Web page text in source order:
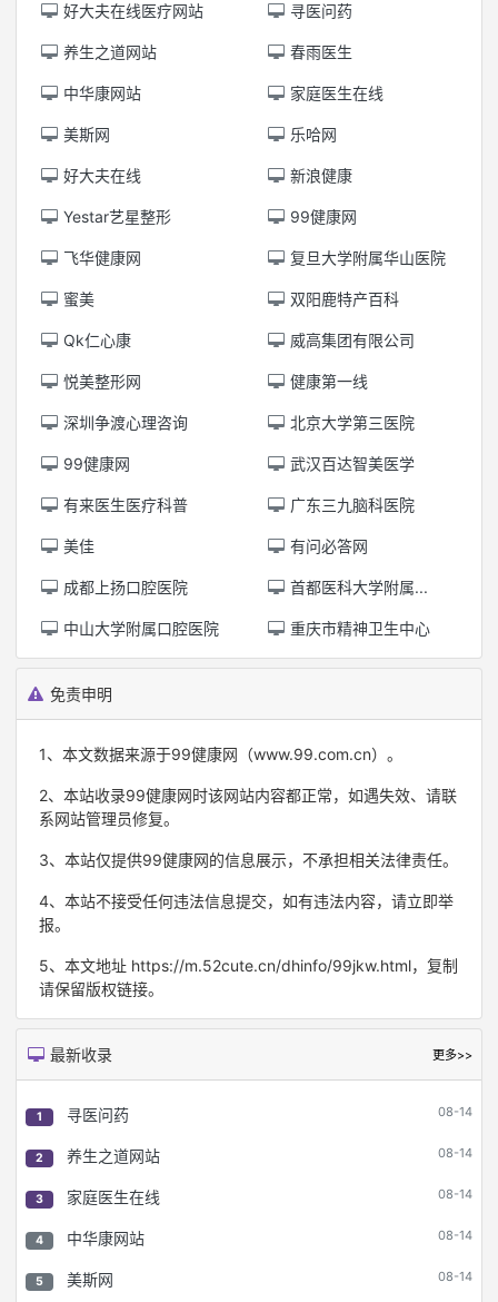
最新收录 更多>>
1 寻医问药 08-14
2 养生之道网站 08-14
3 家庭医生在线 08-14
4 中华康网站 08-14
5 美斯网 08-14
好大夫在线医疗网站 寻医问药
养生之道网站 春雨医生
中华康网站 家庭医生在线
美斯网 乐哈网
好大夫在线 新浪健康
Yestar艺星整形 99健康网
飞华健康网 复旦大学附属华山医院
蜜美 双阳鹿特产百科
Qk仁心康 威高集团有限公司
悦美整形网 健康第一线
深圳争渡心理咨询 北京大学第三医院
99健康网 武汉百达智美医学
有来医生医疗科普 广东三九脑科医院
美佳 有问必答网
成都上扬口腔医院 首都医科大学附属...
中山大学附属口腔医院 重庆市精神卫生中心
免责申明
1、本文数据来源于99健康网（www.99.com.cn）。
2、本站收录99健康网时该网站内容都正常，如遇失效、请联
系网站管理员修复。
3、本站仅提供99健康网的信息展示，不承担相关法律责任。
4、本站不接受任何违法信息提交，如有违法内容，请立即举
报。
5、本文地址 https://m.52cute.cn/dhinfo/99jkw.html，复制
请保留版权链接。